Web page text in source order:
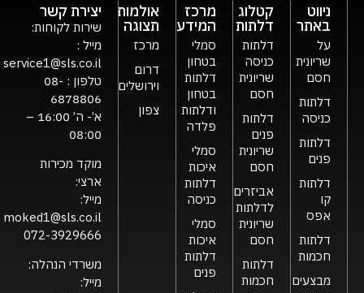
ניווט
באתר
על
שריונית
חסם
דלתות
כניסה
דלתות
פנים
דלתות
קו
אפס
דלתות
חכמות
מבצעים
קטלוג
דלתות
דלתות
כניסה
שריונית
חסם
דלתות
פנים
שריונית
חסם
אביזרים
לדלתות
שריונית
חסם
דלתות
חכמות
מרכז
המידע
סמלי
בטחון
דלתות
בטחון
ודלתות
פלדה
סמלי
איכות
דלתות
כניסה
סמלי
איכות
דלתות
פנים
אולמות
תצוגה
מרכז
דרום
וירושלים
צפון
יצירת קשר
שירות לקוחות:
מייל :
service1@sls.co.il
טלפון : 08-
6878806
א’- ה’ 16:00 –
08:00
מוקד מכירות
ארצי:
מייל:
moked1@sls.co.il
072-3929666
משרדי הנהלה:
מייל: